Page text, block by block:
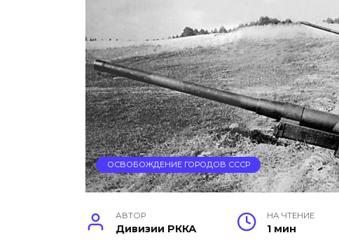
ОСВОБОЖДЕНИЕ ГОРОДОВ СССР
АВТОР
Дивизии РККА
НА ЧТЕНИЕ
1 мин